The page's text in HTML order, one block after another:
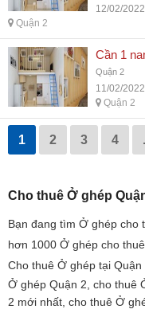
12/02/2022
Quận 2
Cần 1
Quận 2
11/02/2022
Quận 2
1 2 3 4
Cho thuê Ở ghép
Bạn đang tìm Ở ghép cho
hơn 1000 Ở ghép cho
Cho thuê Ở ghép tại Quận
Ở ghép Quận 2, cho thuê
2 mới nhất, cho thuê Ở